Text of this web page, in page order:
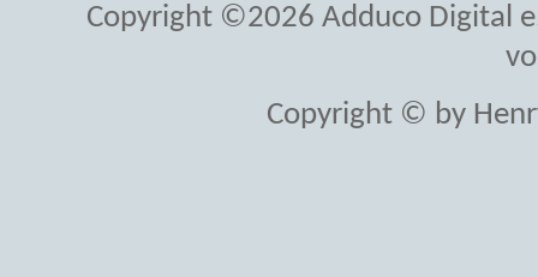
Copyright ©2026 Adduco Digital
Copyright © by